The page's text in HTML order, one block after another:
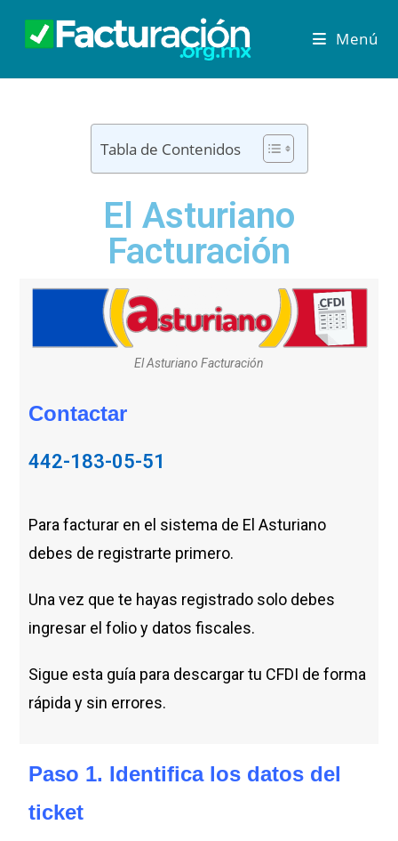
Menú
Tabla de Contenidos
El Asturiano
Facturación
El Asturiano Facturación
Contactar
442-183-05-51
Para facturar en el sistema de El Asturiano
debes de registrarte primero.
Una vez que te hayas registrado solo debes
ingresar el folio y datos fiscales.
Sigue esta guía para descargar tu CFDI de forma
rápida y sin errores.
Paso 1. Identifica los datos del
ticket